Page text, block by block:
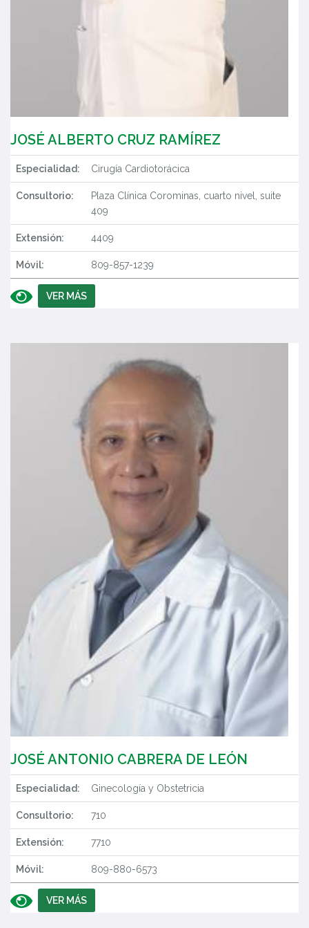
JOSÉ ALBERTO CRUZ RAMÍREZ
Especialidad: Cirugía Cardiotorácica
Consultorio:
Plaza Clínica Corominas, cuarto nivel, suite
409
Extensión: 4409
Móvil: 809-857-1239
VER MÁS
JOSÉ ANTONIO CABRERA DE LEÓN
Especialidad: Ginecología y Obstetricia
Consultorio: 710
Extensión: 7710
Móvil: 809-880-6573
VER MÁS